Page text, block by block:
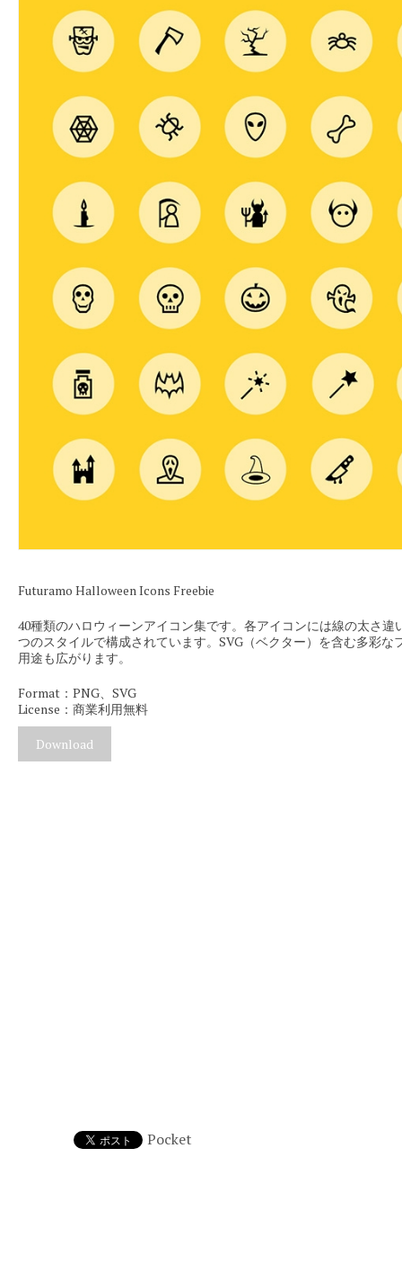
Futuramo Halloween Icons Freebie
40種類のハロウィーンアイコン集です。各アイコンには線の太さ違
つのスタイルで構成されています。SVG（ベクター）を含む多彩な
用途も広がります。
Format：PNG、SVG
License：商業利用無料
Download
Pocket